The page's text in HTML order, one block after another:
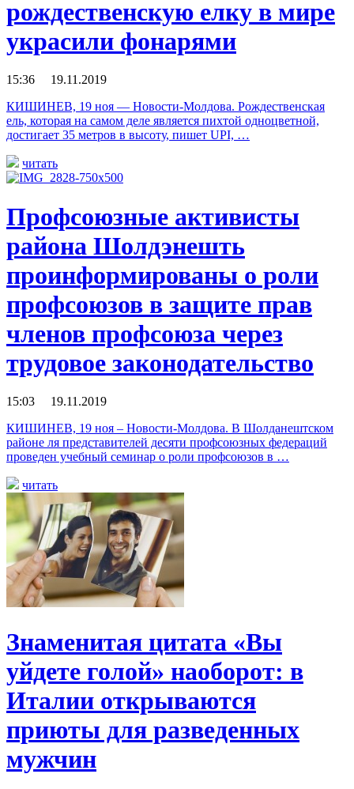
рождественскую елку в мире
украсили фонарями
15:36 19.11.2019
КИШИНЕВ, 19 ноя — Новости-Молдова. Рождественская
ель, которая на самом деле является пихтой одноцветной,
достигает 35 метров в высоту, пишет UPI, …
читать
Профсоюзные активисты
района Шолдэнешть
проинформированы о роли
профсоюзов в защите прав
членов профсоюза через
трудовое законодательство
15:03 19.11.2019
КИШИНЕВ, 19 ноя – Новости-Молдова. В Шолданештском
районе ля представителей десяти профсоюзных федераций
проведен учебный семинар о роли профсоюзов в …
читать
Знаменитая цитата «Вы
уйдете голой» наоборот: в
Италии открываются
приюты для разведенных
мужчин